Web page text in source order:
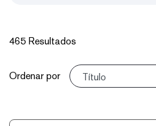
465 Resultados
Ordenar
Ordenar por